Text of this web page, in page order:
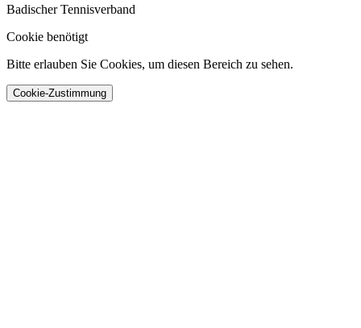
Badischer Tennisverband
Cookie benötigt
Bitte erlauben Sie Cookies, um diesen Bereich zu sehen.
Cookie-Zustimmung